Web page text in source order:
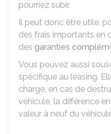
pourriez subir.
Il peut donc être utile,
des frais importants en
des garanties
Vous pouvez aussi
spécifique au leasing.
charge, en cas de
véhicule, la différence
valeur à neuf du